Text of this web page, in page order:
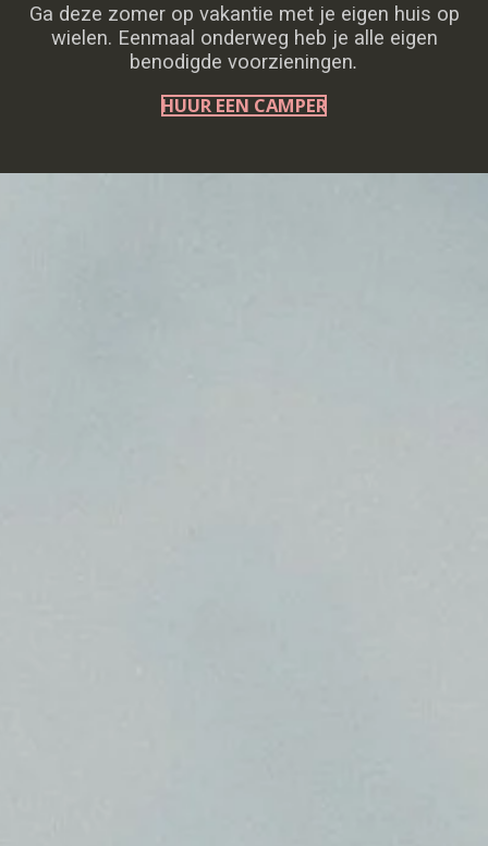
Ga deze zomer op vakantie met je eigen huis op
wielen. Eenmaal onderweg heb je alle eigen
benodigde voorzieningen.
HUUR EEN CAMPER